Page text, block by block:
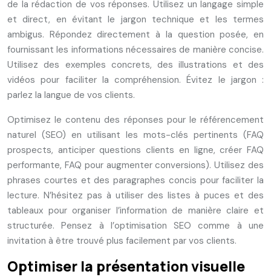
de la rédaction de vos réponses. Utilisez un langage simple
et direct, en évitant le jargon technique et les termes
ambigus. Répondez directement à la question posée, en
fournissant les informations nécessaires de manière concise.
Utilisez des exemples concrets, des illustrations et des
vidéos pour faciliter la compréhension. Évitez le jargon :
parlez la langue de vos clients.
Optimisez le contenu des réponses pour le référencement
naturel (SEO) en utilisant les mots-clés pertinents (FAQ
prospects, anticiper questions clients en ligne, créer FAQ
performante, FAQ pour augmenter conversions). Utilisez des
phrases courtes et des paragraphes concis pour faciliter la
lecture. N’hésitez pas à utiliser des listes à puces et des
tableaux pour organiser l’information de manière claire et
structurée. Pensez à l’optimisation SEO comme à une
invitation à être trouvé plus facilement par vos clients.
Optimiser la présentation visuelle